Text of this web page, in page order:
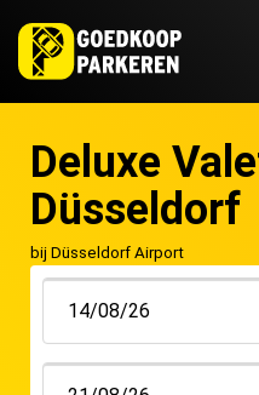
Deluxe
Düsseldorf
bij Düsseldorf Airport